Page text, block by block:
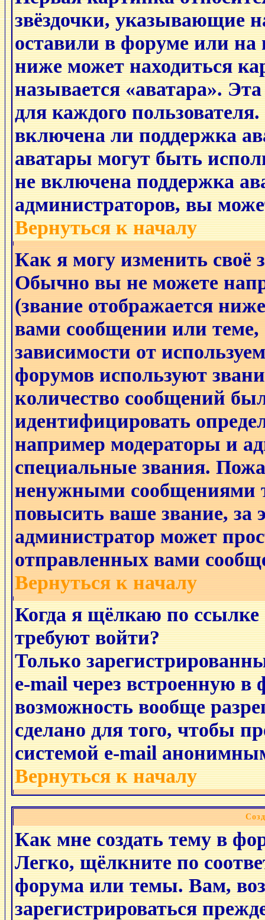
звёздочки, указывающие
оставили в форуме или на
ниже может находиться
называется «аватара».
для каждого
включена ли поддержка
аватары могут быть
не включена поддержка
администраторов, вы
Вернуться к началу
Как я могу изменить своё
Обычно вы не можете
(звание отображается
вами сообщении или
зависимости от
форумов используют
количество сообщений
идентифицировать
например модераторы и
специальные звания.
ненужными сообщениями
повысить ваше звание, за
администратор может
отправленных вами
Вернуться к началу
Когда я щёлкаю по
требуют войти?
Только
e-mail через встроенную в
возможность вообще
сделано для того, чтобы
системой e-mail
Вернуться к началу
Как мне создать тему в
Легко, щёлкните по
форума или темы. Вам,
зарегистрироваться